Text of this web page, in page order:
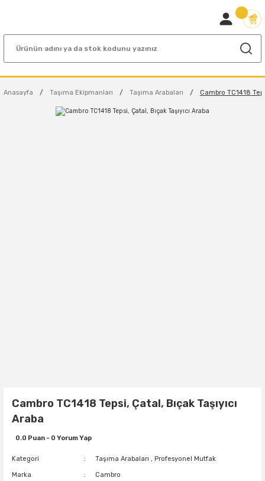
Anasayfa Taşıma Ekipmanları Taşıma Arabaları Cambro TC1418
Cambro TC1418 Tepsi, Çatal, Bıçak Taşıyıcı
Araba
0.0 Puan - 0 Yorum Yap
Kategori Taşıma Arabaları , Profesyonel Mutfak
Marka Cambro